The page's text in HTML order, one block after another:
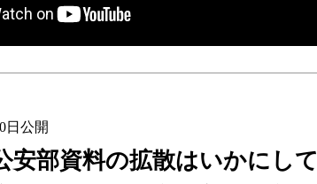
日公開
安部資料の拡散はいかにし